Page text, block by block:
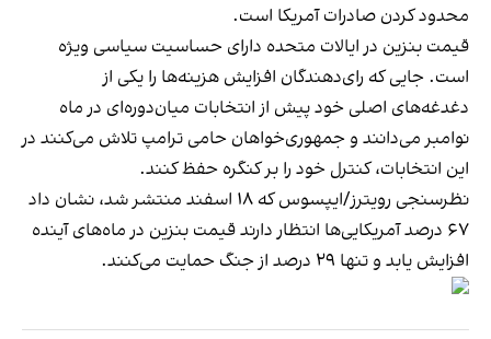
محدود کردن صادرات آمریکا است.
قیمت بنزین در ایالات متحده دارای حساسیت سیاسی ویژه‌
است. جایی که رای‌دهندگان افزایش هزینه‌ها را یکی از
دغدغه‌های اصلی خود پیش از انتخابات میان‌دوره‌ای در ماه
نوامبر می‌دانند و جمهوری‌خواهان حامی ترامپ تلاش می‌کنند در
این انتخابات، کنترل خود را بر کنگره حفظ کنند.
نظرسنجی رویترز/ایپسوس که ۱۸ اسفند منتشر شد، نشان داد
۶۷ درصد آمریکایی‌ها انتظار دارند قیمت بنزین در ماه‌های آینده
افزایش یابد و تنها ۲۹ درصد از جنگ حمایت می‌کنند.